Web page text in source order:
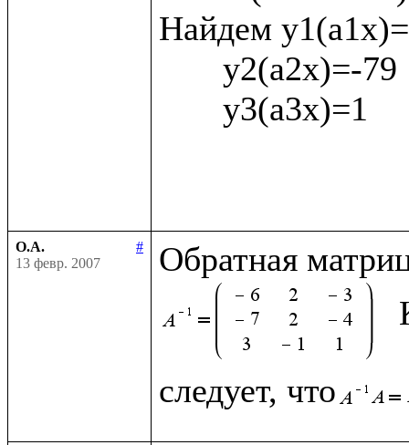
Найдем
О.А.
#
13 февр. 2007
Обратная
следует, что